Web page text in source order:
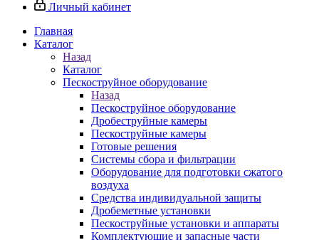
Личный кабинет
Главная
Каталог
Назад
Каталог
Пескоструйное оборудование
Назад
Пескоструйное оборудование
Дробеструйные камеры
Пескоструйные камеры
Готовые решения
Системы сбора и фильтрации
Оборудование для подготовки сжатого
воздуха
Средства индивидуальной защиты
Дробеметные установки
Пескоструйные установки и аппараты
Комплектующие и запасные части